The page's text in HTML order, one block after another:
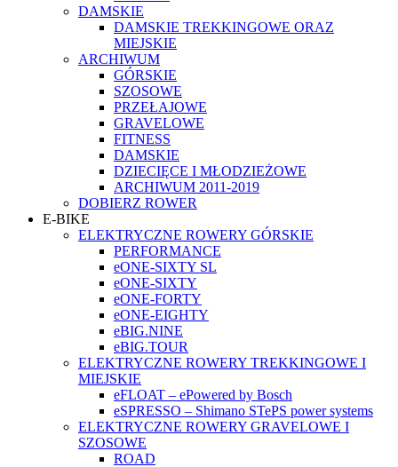
DAMSKIE
DAMSKIE TREKKINGOWE ORAZ
MIEJSKIE
ARCHIWUM
GÓRSKIE
SZOSOWE
PRZEŁAJOWE
GRAVELOWE
FITNESS
DAMSKIE
DZIECIĘCE I MŁODZIEŻOWE
ARCHIWUM 2011-2019
DOBIERZ ROWER
E-BIKE
ELEKTRYCZNE ROWERY GÓRSKIE
PERFORMANCE
eONE-SIXTY SL
eONE-SIXTY
eONE-FORTY
eONE-EIGHTY
eBIG.NINE
eBIG.TOUR
ELEKTRYCZNE ROWERY TREKKINGOWE I
MIEJSKIE
eFLOAT – ePowered by Bosch
eSPRESSO – Shimano STePS power systems
ELEKTRYCZNE ROWERY GRAVELOWE I
SZOSOWE
ROAD